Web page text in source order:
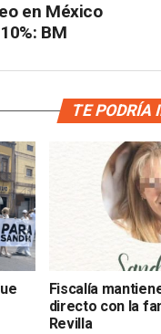
en México
BM
TE PODRÍA
Fiscalía
directo con la
Revilla